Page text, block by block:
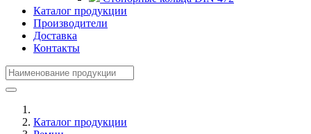
Каталог продукции
Производители
Доставка
Контакты
Каталог продукции